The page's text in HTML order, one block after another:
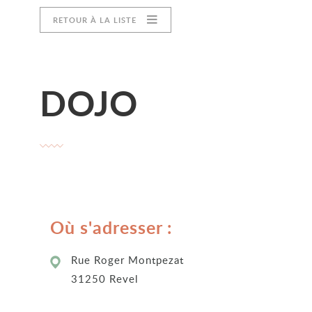
RETOUR À LA LISTE
DOJO
Où s'adresser :
Rue Roger Montpezat
31250 Revel